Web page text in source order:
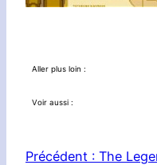
Aller plus loin :
Voir aussi :
Précédent : The